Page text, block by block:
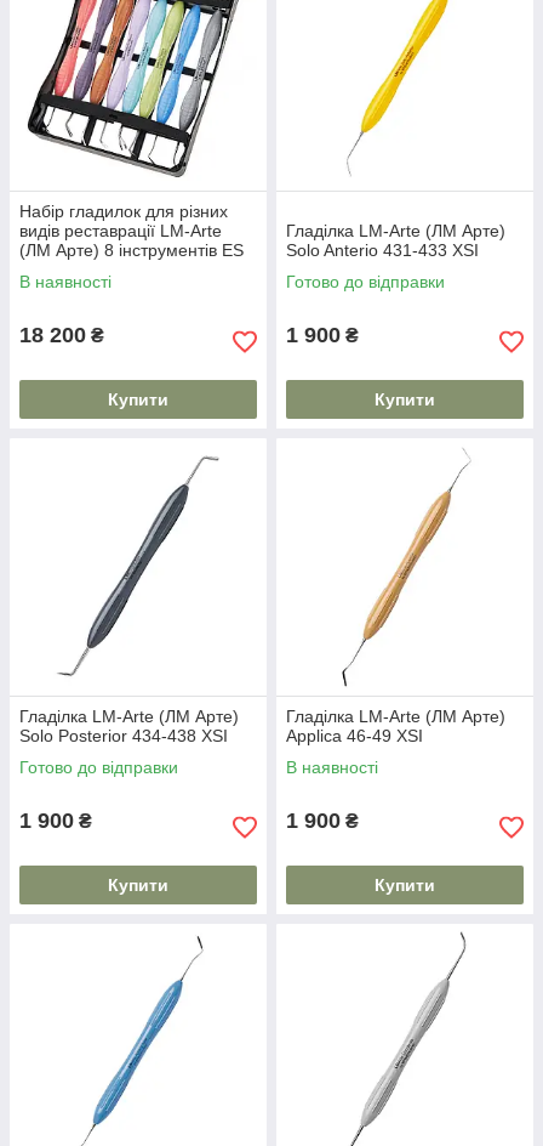
Набір гладилок для різних
видів реставрації LM-Arte
(ЛМ Арте) 8 інструментів ES
В наявності
18 200 ₴
Купити
Гладілка LM-Arte (ЛМ Арте)
Solo Anterio 431-433 XSI
Готово до відправки
1 900 ₴
Купити
Гладілка LM-Arte (ЛМ Арте)
Solo Posterior 434-438 XSI
Готово до відправки
1 900 ₴
Купити
Гладілка LM-Arte (ЛМ Арте)
Applica 46-49 XSI
В наявності
1 900 ₴
Купити